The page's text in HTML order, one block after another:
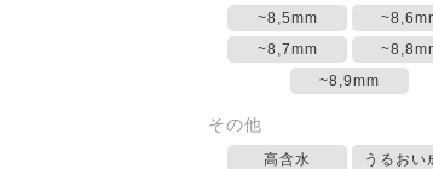
~8,5mm
~8,7mm
~8,9mm
その他
高含水 うるおい